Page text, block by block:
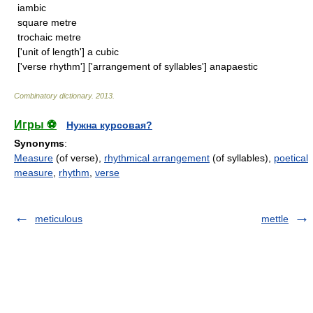
iambic
square metre
trochaic metre
['unit of length'] a cubic
['verse rhythm'] ['arrangement of syllables'] anapaestic
Combinatory dictionary. 2013
Игры ⚽
Нужна курсовая?
Synonyms:
Measure (of verse), rhythmical arrangement (of syllables), poetical
measure rhythm verse
meticulous mettle